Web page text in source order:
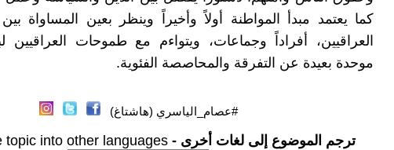
كما يعتمد مبدأ المواطنة أولاً وأخيراً وينظر بعين المساواة
العراقيين، أفراداً وجماعات، ويتواءم مع طموحات العراقيين
موحدة بعيدة عن التفرقة والمحاصصة الفئوية.
#عصام_الياسري (هاشتاغ)
ترجم الموضوع إلى لغات أخرى - topic into other languages